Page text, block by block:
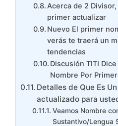
Acerca de 2
primer actualizar
Nuevo El primer
verás te traerá un
tendencias
Discusión TITI Dice
Nombre Por
Detalles de Que Es
actualizado para
Veamos Nombre
Sustantivo/Lengua